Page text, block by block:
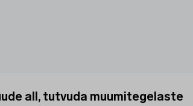
all, tutvuda muumitegelaste